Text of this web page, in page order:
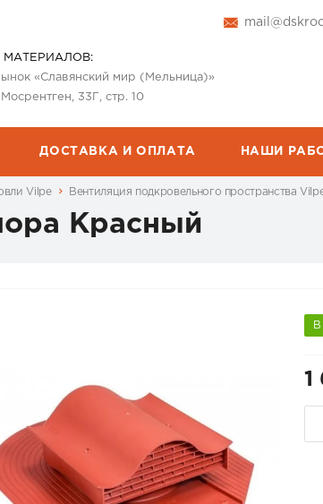
«Славянский мир (Мельница)»
33Г, стр. 10
ДОСТАВКА И ОПЛАТА НАШИ
Vilpe Вентиляция подкровельного пространства
Красный
В
1